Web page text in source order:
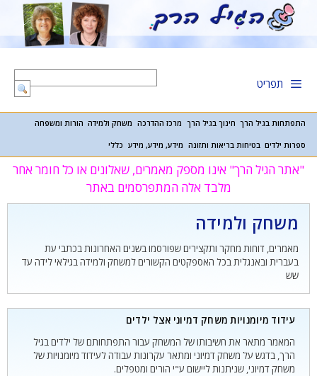
לתוכן
תפריט
התפתחות בגיל הרך חינוך בגיל הרך מרכז ההדרכה משחק ולמידה הורות ומשפחה
ספרות ילדים בטיחות בריאות ותזונה מידע, מידע, מידע כללי
"אתר הגיל הרך" אינו מספק מאמרים, שאלונים או כל חומר אחר
מלבד אלה המתפרסמים באתר
משחק ולמידה
מאמרים, דוחות מחקר ותקצירים שפורסמו בשנים האחרונות בכתבי עת
בעברית ובאנגלית בכל האספקטים הקשורים למשחק ולמידה בגילאי לידה עד
שש
עידוד מיומנויות משחק דמיוני אצל ילדים
המאמר מתאר את חשיבותו של המשחק עבור התפתחותם של ילדים בגיל
הרך, בדגש על משחק דמיוני ומתאר עקרונות עבודה לעידוד מיומנויות של
משחק דמיוני, שניתנות ליישום ע"י הורים ומטפלים.